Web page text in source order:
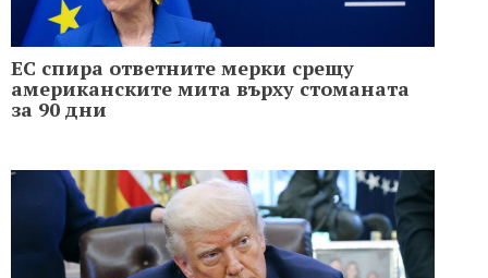
ЕС спира ответните мерки срещу
американските мита върху стоманата
за 90 дни